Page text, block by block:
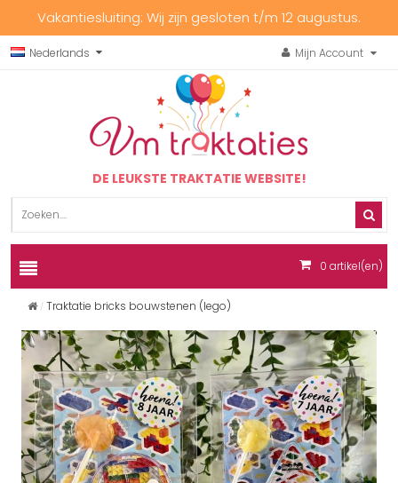
Vakantiesluiting: Wij zijn gesloten t/m 12 augustus.
Nederlands Mijn Account
DE LEUKSTE TRAKTATIE WEBSITE!
0 artikel(en)
Traktatie bricks bouwstenen (lego)